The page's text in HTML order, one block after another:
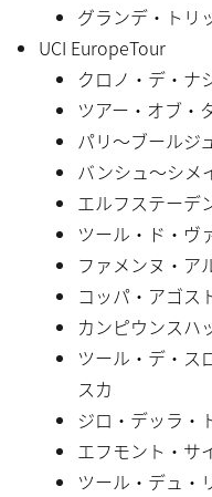
グランデ・トリ
UCI EuropeTour
クロノ・デ・ナ
ツアー・オブ・
パリ〜ブールジュ
バンシュ〜シメ
エルフステーデ
ツール・ド・ヴ
ファメンヌ・ア
コッパ・アゴス
カンピウンスハ
ツール・デ・ス
スカ
ジロ・デッラ・
エフモント・サ
ツール・デュ・